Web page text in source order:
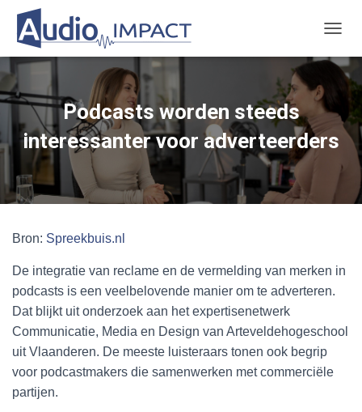
Podcasts worden steeds
interessanter voor adverteerders
Bron: Spreekbuis.nl
De integratie van reclame en de vermelding van merken in
podcasts is een veelbelovende manier om te adverteren.
Dat blijkt uit onderzoek aan het expertisenetwerk
Communicatie, Media en Design van Arteveldehogeschool
uit Vlaanderen. De meeste luisteraars tonen ook begrip
voor podcastmakers die samenwerken met commerciële
partijen.